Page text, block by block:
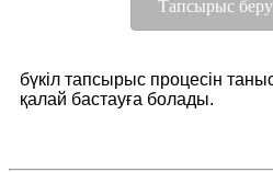
Тапсырыс беру
бүкіл тапсырыс процесін
қалай бастауға болады.